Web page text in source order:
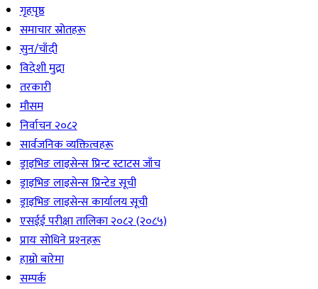
गृहपृष्ठ
समाचार स्रोतहरू
सुन/चाँदी
विदेशी मुद्रा
तरकारी
मौसम
निर्वाचन २०८२
सार्वजनिक व्यक्तित्वहरू
ड्राइभिङ लाइसेन्स प्रिन्ट स्टाटस जाँच
ड्राइभिङ लाइसेन्स प्रिन्टेड सूची
ड्राइभिङ लाइसेन्स कार्यालय सूची
एसईई परीक्षा तालिका २०८२ (२०८५)
प्रायः सोधिने प्रश्‍नहरू
हाम्रो बारेमा
सम्पर्क